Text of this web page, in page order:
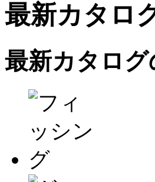
最新カタロ
最新カタロ